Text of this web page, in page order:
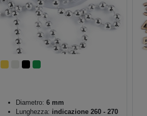
Diametro: 6 mm
Lunghezza: indicazione 260 - 270